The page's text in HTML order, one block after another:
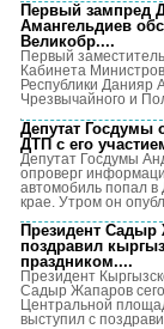
Первый зампред
Амангельдиев
Великобр....
Первый
Кабинета
Республики Данияр
Чрезвычайного и
Депутат Госдумы
ДТП с его
Депутат Госдумы
опроверг
автомобиль попал в
крае. Утром он
Президент
поздравил
праздником....
Президент
Садыр Жапаров
Центральной
выступил с